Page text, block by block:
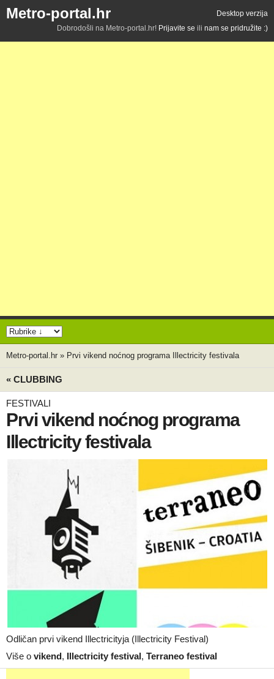
Metro-portal.hr
Desktop verzija
Dobrodošli na Metro-portal.hr! Prijavite se ili nam se pridružite :)
Metro-portal.hr » Prvi vikend noćnog programa Illectricity festivala
« CLUBBING
FESTIVALI
Prvi vikend noćnog programa
Illectricity festivala
Odličan prvi vikend Illectricityja (Illectricity Festival)
Više o vikend, Illectricity festival, Terraneo festival